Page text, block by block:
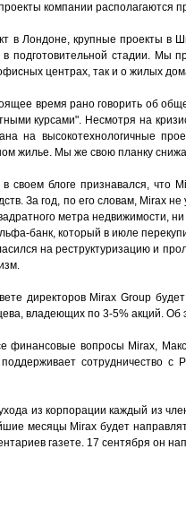
компании располагаются
в Лондоне, крупные проекты
подготовительной стадии. Мы
центрах, так и о жилых
время рано говорить об
курсами". Несмотря на
на высокотехнологичные
жилье. Мы же свою планку
своем блоге признавался, что
За год, по его словам, Mirax
метра недвижимости,
банк, который в июле
на реструктуризацию и
директоров Mirax Group
владеющих по 3-5% акций. Об
финансовые вопросы Mirax,
сотрудничество
из корпорации каждый из
месяцы Mirax будет
газете. 17 сентября он